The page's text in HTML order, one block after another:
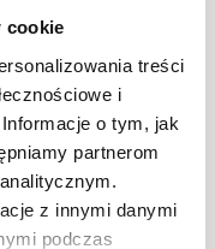
cookie
treści
i
o tym, jak
partnerom
z innymi danymi
podczas
i trwałych
sprawdzają
zastosowanie w
Duża ilość
oraz rozmiarów
szafy Bodzio